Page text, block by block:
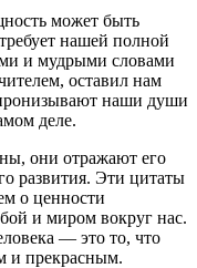
может быть
нашей полной
и мудрыми словами
оставил нам
наши души
деле.
они отражают его
развития. Эти цитаты
о ценности
и миром вокруг нас.
— это то, что
и прекрасным.